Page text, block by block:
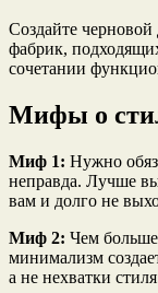
Создайте черновой
фабрик,
сочетании
Мифы о
Миф 1: Нужно
неправда. Лучше
вам и долго не
Миф 2: Чем
минимализм
а не нехватки